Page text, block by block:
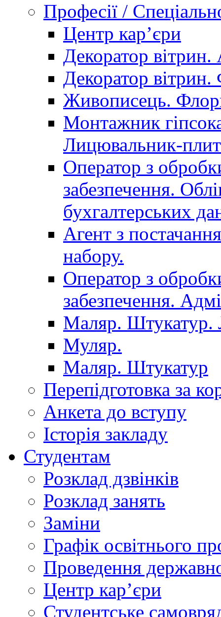
Професії /
Центр кар’єри
Декоратор вітрин.
Декоратор вітрин.
Живописець.
Монтажник
Лицювальник-
Оператор з
забезпечення.
бухгалтерських
Агент з
набору.
Оператор з
забезпечення.
Маляр. Штукатур.
Муляр.
Маляр. Штукатур
Перепідготовка за
Анкета до вступу
Історія закладу
Студентам
Розклад дзвінків
Розклад занять
Заміни
Графік освітнього
Проведення
Центр кар’єри
Студентське